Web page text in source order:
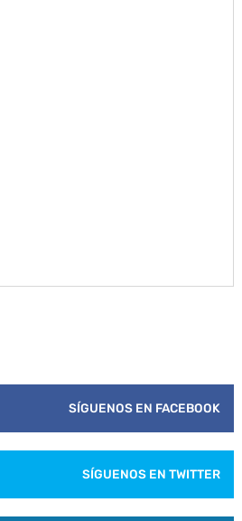
SÍGUENOS EN FACEBOOK
SÍGUENOS EN TWITTER